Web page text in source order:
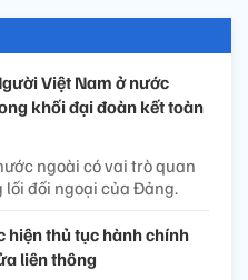
Việt Nam ở nước
khối đại đoàn kết toàn
ngoài có vai trò quan
đối ngoại của Đảng.
hiện thủ tục hành chính
liên thông